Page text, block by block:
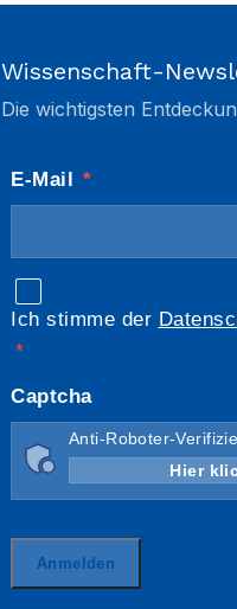
Wissenschaft-
Die wichtigsten